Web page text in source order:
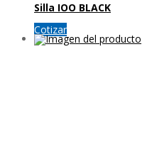
Silla IOO BLACK
Cotizar